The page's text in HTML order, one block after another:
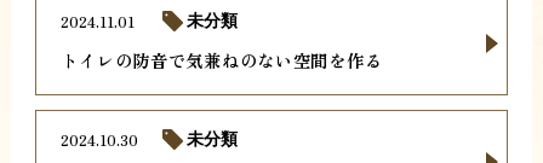
トイレの防音で気兼ねのない空間を作る
2024.11.01 未分類
2024.10.30 未分類